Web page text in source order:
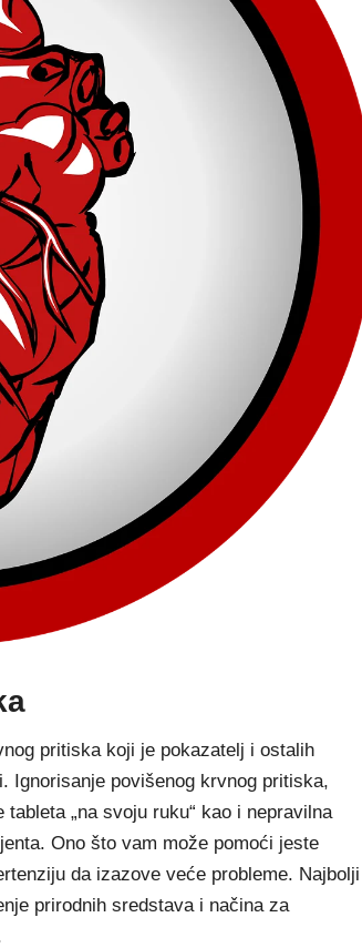
pritiska koji je pokazatelj i ostalih
Ignorisanje povišenog krvnog pritiska,
„na svoju ruku“ kao i nepravilna
Ono što vam može pomoći jeste
da izazove veće probleme. Najbolji
prirodnih sredstava i načina za